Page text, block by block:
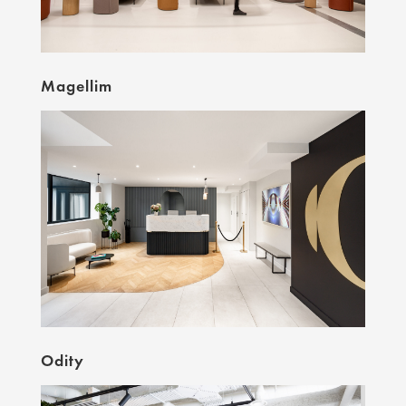
Magellim
Odity